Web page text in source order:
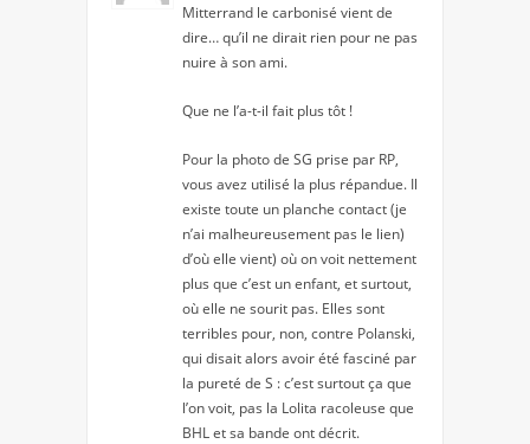
Mitterrand le carbonisé vient de
dire… qu’il ne dirait rien pour ne pas
nuire à son ami.
Que ne l’a-t-il fait plus tôt !
Pour la photo de SG prise par RP,
vous avez utilisé la plus répandue. Il
existe toute un planche contact (je
n’ai malheureusement pas le lien)
d’où elle vient) où on voit nettement
plus que c’est un enfant, et surtout,
où elle ne sourit pas. Elles sont
terribles pour, non, contre Polanski,
qui disait alors avoir été fasciné par
la pureté de S : c’est surtout ça que
l’on voit, pas la Lolita racoleuse que
BHL et sa bande ont décrit.